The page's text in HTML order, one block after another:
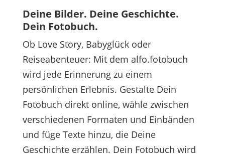
Deine Bilder. Deine Geschichte.
Dein Fotobuch.
Ob Love Story, Babyglück oder
Reiseabenteuer: Mit dem alfo.fotobuch
wird jede Erinnerung zu einem
persönlichen Erlebnis. Gestalte Dein
Fotobuch direkt online, wähle zwischen
verschiedenen Formaten und Einbänden
und füge Texte hinzu, die Deine
Geschichte erzählen. Dein Fotobuch wird